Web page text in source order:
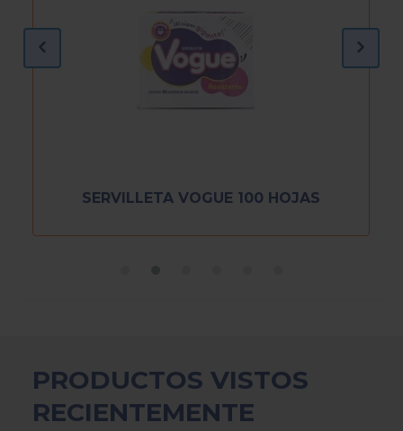
SERVILLETA VOGUE 100 HOJAS
PRODUCTOS VISTOS
RECIENTEMENTE